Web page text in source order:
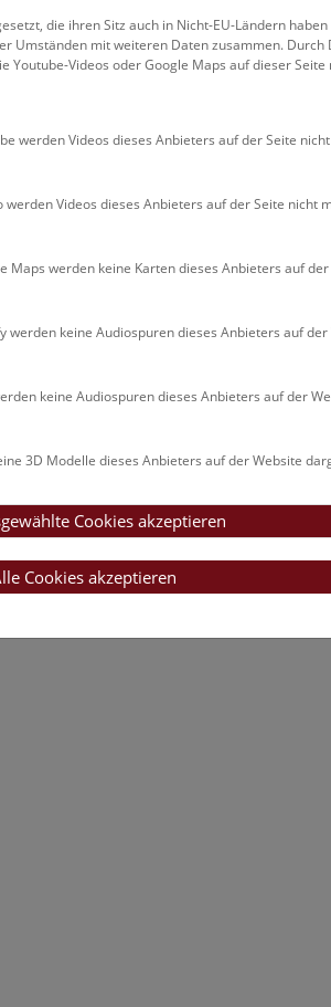
Führungen &
Kulinarik &
Wien in der Regel geschlossen.
die ihren Sitz auch in Nicht-EU-Ländern haben
Umständen mit weiteren Daten zusammen. Durch
Youtube-Videos oder Google Maps auf dieser
werden Videos dieses Anbieters auf der Seite
Videos dieses Anbieters auf der Seite nicht
Maps werden keine Karten dieses Anbieters auf
werden keine Audiospuren dieses Anbieters auf
keine Audiospuren dieses Anbieters auf der
3D Modelle dieses Anbieters auf der Website
Cookies akzeptieren
Cookies akzeptieren